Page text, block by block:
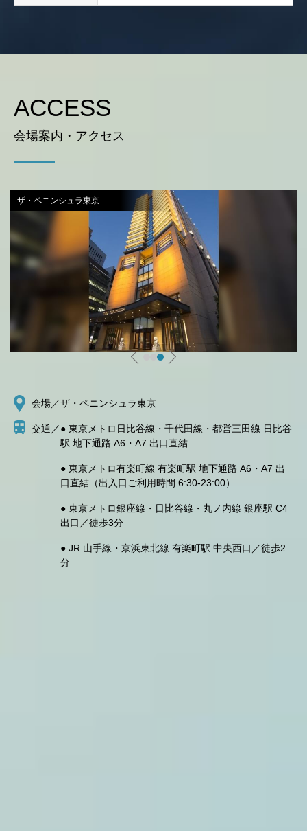
ACCESS
会場案内・アクセス
ザ・ペニンシュラ東京
会場／ザ・ペニンシュラ東京
交通／● 東京メトロ日比谷線・千代田線・都営三田線 日比谷
駅 地下通路 A6・A7 出口直結
● 東京メトロ有楽町線 有楽町駅 地下通路 A6・A7 出
口直結（出入口ご利用時間 6:30-23:00）
● 東京メトロ銀座線・日比谷線・丸ノ内線 銀座駅 C4
出口／徒歩3分
● JR 山手線・京浜東北線 有楽町駅 中央西口／徒歩2
分